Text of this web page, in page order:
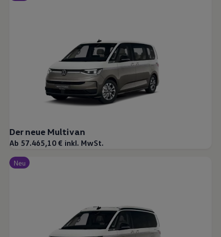
Der neue Multivan
Ab 57.465,10 € inkl. MwSt.
Neu